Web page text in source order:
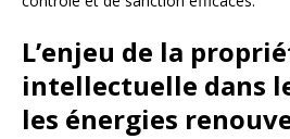
L’enjeu de la
intellectuelle dans
les énergies